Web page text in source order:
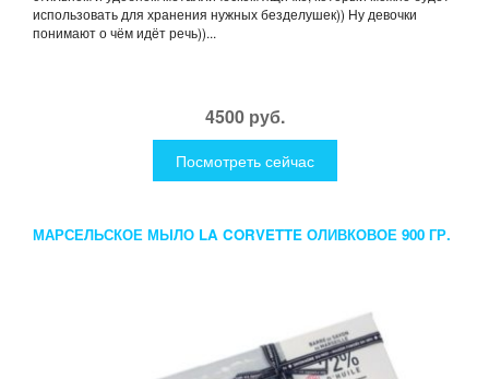
использовать для хранения нужных безделушек)) Ну девочки
понимают о чём идёт речь))...
4500 руб.
Посмотреть сейчас
МАРСЕЛЬСКОЕ МЫЛО LA CORVETTE ОЛИВКОВОЕ 900 ГР.